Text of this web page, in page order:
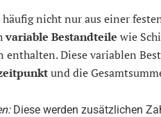
nicht nur aus einer
variable Bestandteile wie
enthalten. Diese variablen
und die
Diese werden zusätzlichen